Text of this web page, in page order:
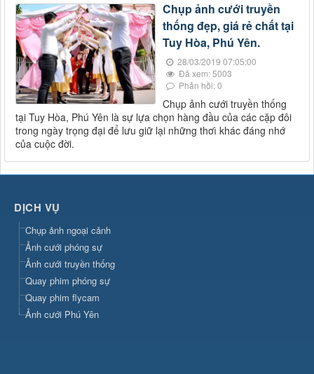
Chụp ảnh cưới truyền
thống đẹp, giá rẻ chất tại
Tuy Hòa, Phú Yên.
28/03/2019 07:05:00
Đã xem: 5003
Phản hồi: 0
Chụp ảnh cưới truyền thống
tại Tuy Hòa, Phú Yên là sự lựa chọn hàng đầu của các cặp đôi
trong ngày trọng đại để lưu giữ lại những thơì khác đáng nhớ
của cuộc đời.
DỊCH VỤ
Chụp ảnh ngoại cảnh
Ảnh cưới phóng sự
Ảnh cưới truyền thống
Quay phim phóng sự
Quay phim flycam
Ảnh cưới Phú Yên